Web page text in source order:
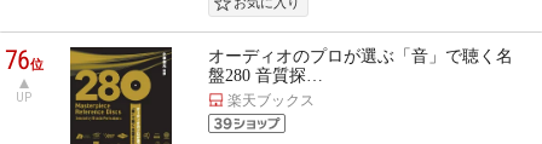
76位
UP
オーディオのプロが選ぶ「音」で聴く名
盤280 音質探…
楽天ブックス